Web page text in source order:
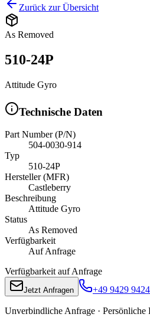
Zurück zur Übersicht
As Removed
510-24P
Attitude Gyro
Technische Daten
Part Number (P/N)
504-0030-914
Typ
510-24P
Hersteller (MFR)
Castleberry
Beschreibung
Attitude Gyro
Status
As Removed
Verfügbarkeit
Auf Anfrage
Verfügbarkeit auf Anfrage
Jetzt Anfragen +49 9429
Unverbindliche Anfrage ·